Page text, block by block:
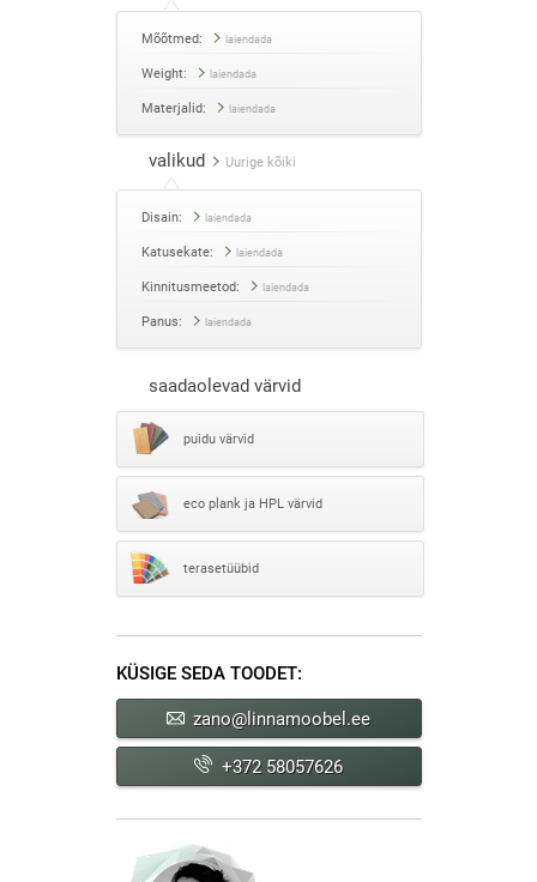
Mõõtmed: laiendada
Weight: laiendada
Materjalid: laiendada
valikud Uurige kõiki
Disain: laiendada
Katusekate: laiendada
Kinnitusmeetod: laiendada
Panus: laiendada
saadaolevad värvid
puidu värvid
eco plank ja HPL värvid
terasetüübid
KÜSIGE SEDA TOODET:
zano@linnamoobel.ee
+372 58057626